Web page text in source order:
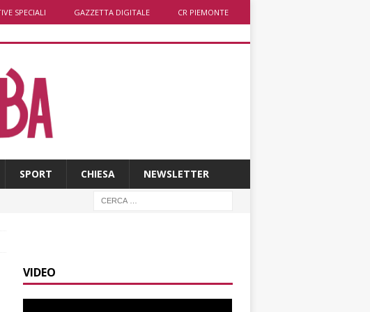
SPECIALI GAZZETTA DIGITALE CR PIEMONTE
SPORT CHIESA NEWSLETTER
VIDEO